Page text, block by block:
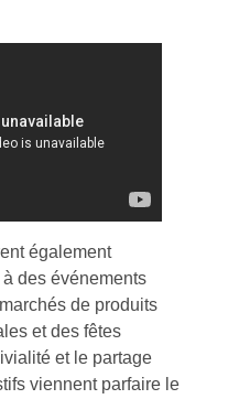
également
à des événements
de produits
et des fêtes
et le partage
viennent parfaire le